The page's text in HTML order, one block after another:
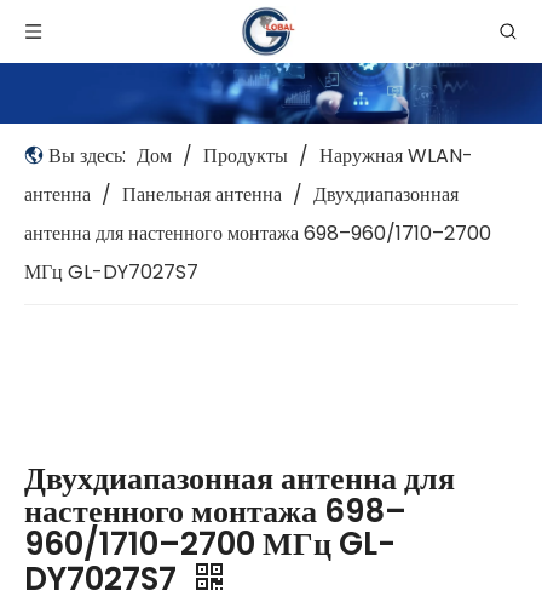
Вы здесь: Дом / Продукты / Наружная WLAN-
антенна / Панельная антенна / Двухдиапазонная
антенна для настенного монтажа 698–960/1710–2700
МГц GL-DY7027S7
Двухдиапазонная антенна для
настенного монтажа 698–
960/1710–2700 МГц GL-
DY7027S7